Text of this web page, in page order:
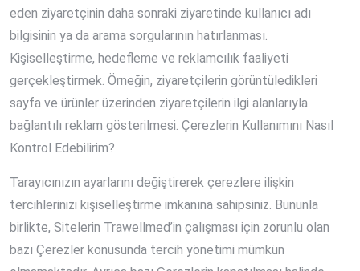
eden ziyaretçinin daha sonraki ziyaretinde kullanıcı adı
bilgisinin ya da arama sorgularının hatırlanması.
Kişiselleştirme, hedefleme ve reklamcılık faaliyeti
gerçekleştirmek. Örneğin, ziyaretçilerin görüntüledikleri
sayfa ve ürünler üzerinden ziyaretçilerin ilgi alanlarıyla
bağlantılı reklam gösterilmesi. Çerezlerin Kullanımını Nasıl
Kontrol Edebilirim?
Tarayıcınızın ayarlarını değiştirerek çerezlere ilişkin
tercihlerinizi kişiselleştirme imkanına sahipsiniz. Bununla
birlikte, Sitelerin Trawellmed’in çalışması için zorunlu olan
bazı Çerezler konusunda tercih yönetimi mümkün